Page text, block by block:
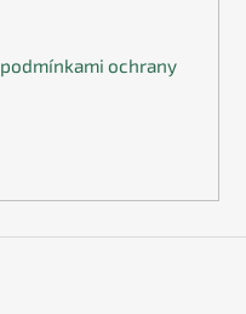
podmínkami ochrany